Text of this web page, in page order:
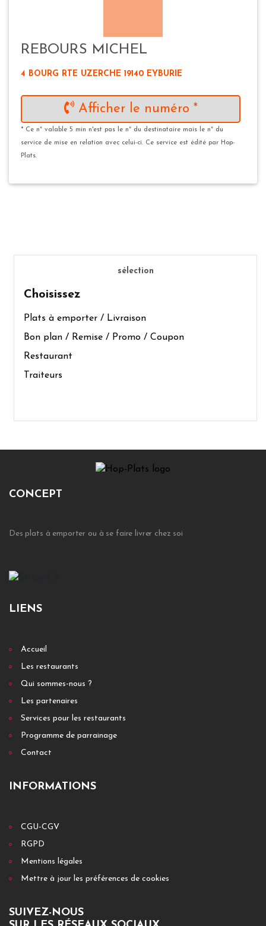
REBOURS MICHEL
4 BOURG RTE UZERCHE 19140 EYBURIE
Afficher le numéro *
* Ce n° valable 5 min n'est pas le n° du destinataire mais le n° du
service de mise en relation avec celui-ci. Ce service est édité par Hop-
Plats.
sélection
Choisissez
Plats à emporter / Livraison
Bon plan / Remise / Promo / Coupon
Restaurant
Traiteurs
CONCEPT
Des plats à emporter ou à se faire livrer chez soi
LIENS
Accueil
Les restaurants
Qui sommes-nous ?
Les partenaires
Services pour les restaurants
Programme de parrainage
Contact
INFORMATIONS
CGU-CGV
RGPD
Mentions légales
Mettre à jour les préférences de cookies
SUIVEZ-NOUS